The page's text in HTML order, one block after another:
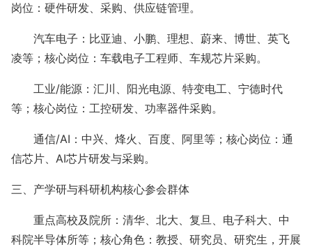
岗位：硬件研发、采购、供应链管理。
汽车电子：比亚迪、小鹏、理想、蔚来、博世、英飞
凌等；核心岗位：车载电子工程师、车规芯片采购。
工业/能源：汇川、阳光电源、特变电工、宁德时代
等；核心岗位：工控研发、功率器件采购。
通信/AI：中兴、烽火、百度、阿里等；核心岗位：通
信芯片、AI芯片研发与采购。
三、产学研与科研机构核心参会群体
重点高校及院所：清华、北大、复旦、电子科大、中
科院半导体所等；核心角色：教授、研究员、研究生，开展